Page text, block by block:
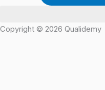
Copyright © 2026 Qualidemy